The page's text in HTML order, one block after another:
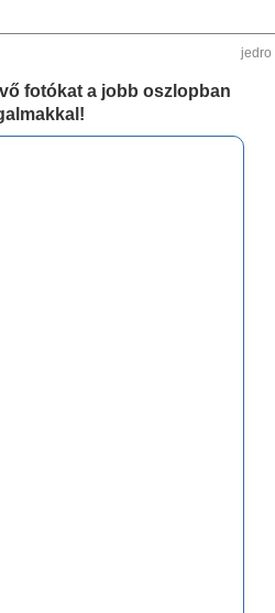
jedro
fotókat a jobb oszlopban